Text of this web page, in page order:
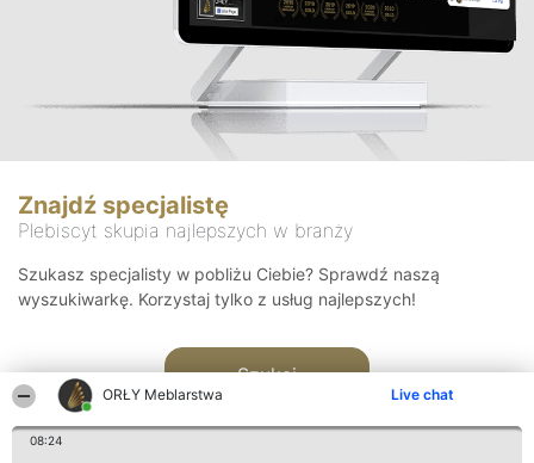
ORŁY Meblarstwa Live chat
08:24
Znajdź specjalistę
Plebiscyt skupia najlepszych w branży
Szukasz specjalisty w pobliżu Ciebie? Sprawdź naszą
wyszukiwarkę. Korzystaj tylko z usług najlepszych!
Szukaj